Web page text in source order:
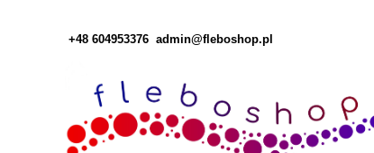
+48 604953376 admin@fleboshop.pl